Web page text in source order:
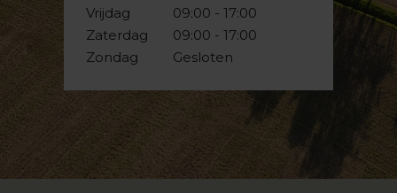
Vrijdag
Zaterdag
Zondag
09:00 - 17:00
09:00 - 17:00
Gesloten